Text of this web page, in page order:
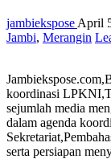
jambiekspose April
Jambi, Merangin
koordinasi
sejumlah media
dalam agenda
serta persiapan